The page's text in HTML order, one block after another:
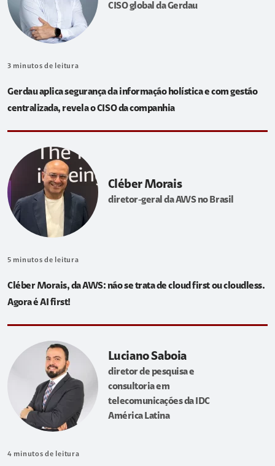
CISO global da Gerdau
3 minutos de leitura
Gerdau aplica segurança da informação holística e com gestão
centralizada, revela o CISO da companhia
Cléber Morais
diretor-geral da AWS no Brasil
5 minutos de leitura
Cléber Morais, da AWS: não se trata de cloud first ou cloudless.
Agora é AI first!
Luciano Saboia
diretor de pesquisa e
consultoria em
telecomunicações da IDC
América Latina
4 minutos de leitura